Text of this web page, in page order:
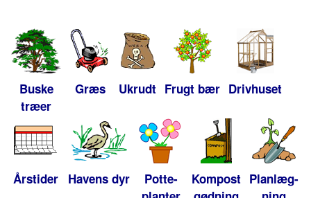
Buske
træer
Græs Ukrudt Frugt bær Drivhuset
Årstider Havens dyr
Potte-
Kompost Planlæg-